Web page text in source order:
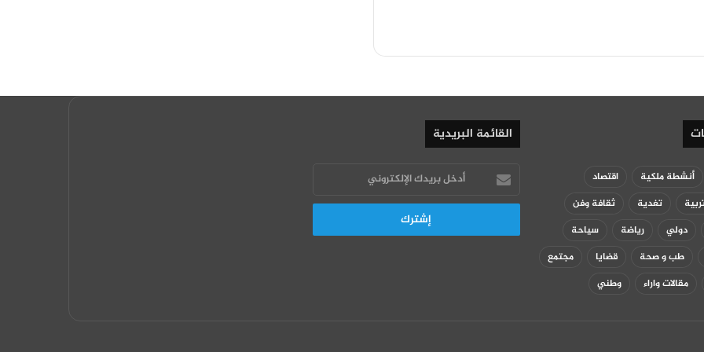
أنشطة ملكية
اقتصاد
تغدية
ثقافة وفن
دولي رياضة
سياحة
طب و صحة قضايا
مجتمع
مقالات واراء وطني
القائمة البريدية
أدخل
بريدك
الإلكتروني